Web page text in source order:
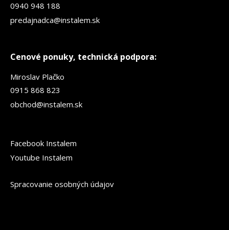
0940 948 188
predajnadca@instalem.sk
Cenové ponuky, technická podpora:
Miroslav Plačko
0915 868 823
obchod@instalem.sk
Facebook Instalem
Youtube Instalem
Spracovanie osobných údajov